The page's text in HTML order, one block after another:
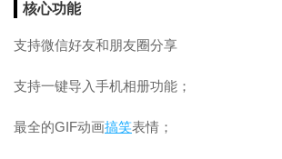
核心功能
支持微信好友和朋友圈分享
支持一键导入手机相册功能；
最全的GIF动画搞笑表情；